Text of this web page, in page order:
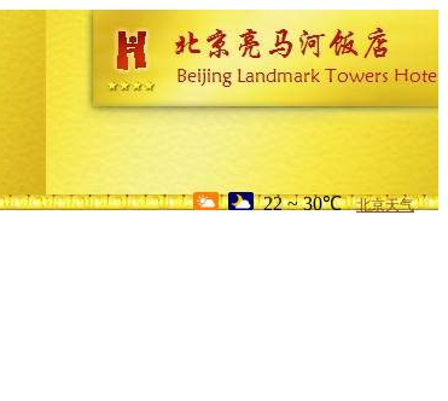
22 ~ 30℃ 北京天气